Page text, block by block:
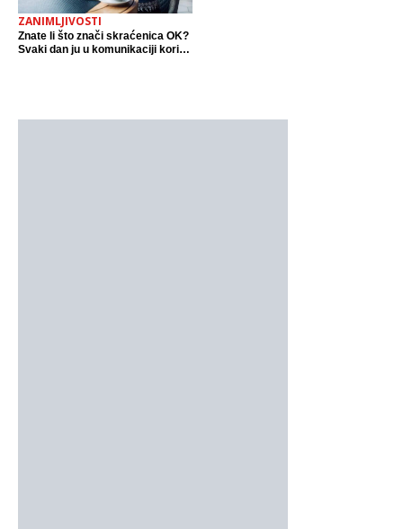
ZANIMLJIVOSTI
Znate li što znači skraćenica OK?
Svaki dan ju u komunikaciji koristi